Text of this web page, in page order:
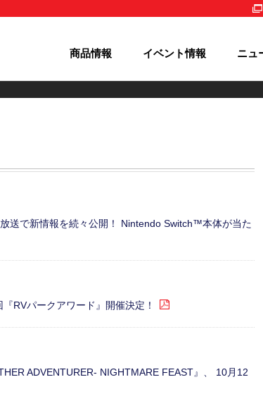
商品情報 イベント情報 ニュ
送で新情報を続々公開！ Nintendo Switch™本体が当た
RVパークアワード』開催決定！
ADVENTURER- NIGHTMARE FEAST』、 10月12